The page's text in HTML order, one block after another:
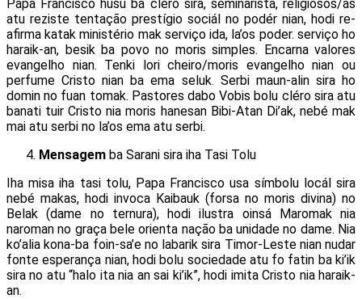
Papa Francisco husu ba cléro sira, seminarista, religiosos/as
atu reziste tentação prestígio sociál no podér nian, hodi re-
afirma katak ministério mak serviço ida, la’os poder. serviço ho
haraik-an, besik ba povo no moris simples. Encarna valores
evangelho nian. Tenki lori cheiro/moris evangelho nian ou
perfume Cristo nian ba ema seluk. Serbi maun-alin sira ho
domin no fuan tomak. Pastores dabo Vobis bolu cléro sira atu
banati tuir Cristo nia moris hanesan Bibi-Atan Di’ak, nebé mak
mai atu serbi no la’os ema atu serbi.
Mensagem ba Sarani sira iha Tasi Tolu
Iha misa iha tasi tolu, Papa Francisco usa símbolu locál sira
nebé makas, hodi invoca Kaibauk (forsa no moris divina) no
Belak (dame no ternura), hodi ilustra oinsá Maromak nia
naroman no graça bele orienta nação ba unidade no dame. Nia
ko’alia kona-ba foin-sa’e no labarik sira Timor-Leste nian nudar
fonte esperança nian, hodi bolu sociedade atu fo fatin ba ki’ik
sira no atu “halo ita nia an sai ki’ik”, hodi imita Cristo nia haraik-
an.